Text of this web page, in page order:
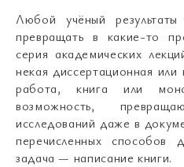
Любой учёный
превращать в какие-то
серия академических
некая диссертационная или
работа, книга или
возможность,
исследований даже в
перечисленных способов
задача— написание книги.